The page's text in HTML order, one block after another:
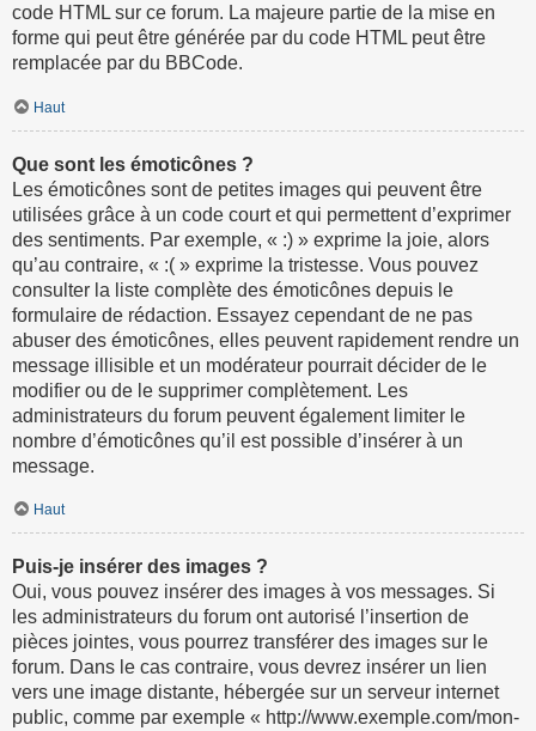
code HTML sur ce forum. La majeure partie de la mise en
forme qui peut être générée par du code HTML peut être
remplacée par du BBCode.
Haut
Que sont les émoticônes ?
Les émoticônes sont de petites images qui peuvent être
utilisées grâce à un code court et qui permettent d’exprimer
des sentiments. Par exemple, « :) » exprime la joie, alors
qu’au contraire, « :( » exprime la tristesse. Vous pouvez
consulter la liste complète des émoticônes depuis le
formulaire de rédaction. Essayez cependant de ne pas
abuser des émoticônes, elles peuvent rapidement rendre un
message illisible et un modérateur pourrait décider de le
modifier ou de le supprimer complètement. Les
administrateurs du forum peuvent également limiter le
nombre d’émoticônes qu’il est possible d’insérer à un
message.
Haut
Puis-je insérer des images ?
Oui, vous pouvez insérer des images à vos messages. Si
les administrateurs du forum ont autorisé l’insertion de
pièces jointes, vous pourrez transférer des images sur le
forum. Dans le cas contraire, vous devrez insérer un lien
vers une image distante, hébergée sur un serveur internet
public, comme par exemple « http://www.exemple.com/mon-